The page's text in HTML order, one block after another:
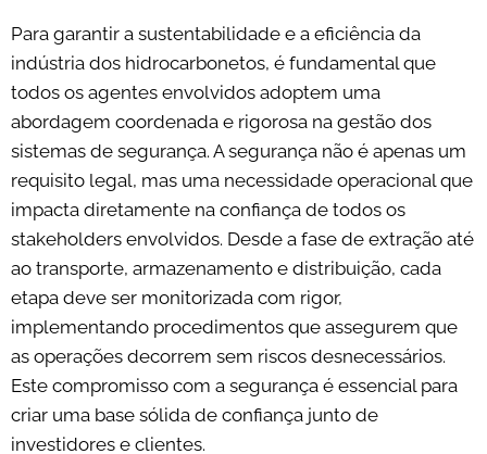
Para garantir a sustentabilidade e a eficiência da
indústria dos hidrocarbonetos, é fundamental que
todos os agentes envolvidos adoptem uma
abordagem coordenada e rigorosa na gestão dos
sistemas de segurança. A segurança não é apenas um
requisito legal, mas uma necessidade operacional que
impacta diretamente na confiança de todos os
stakeholders envolvidos. Desde a fase de extração até
ao transporte, armazenamento e distribuição, cada
etapa deve ser monitorizada com rigor,
implementando procedimentos que assegurem que
as operações decorrem sem riscos desnecessários.
Este compromisso com a segurança é essencial para
criar uma base sólida de confiança junto de
investidores e clientes.